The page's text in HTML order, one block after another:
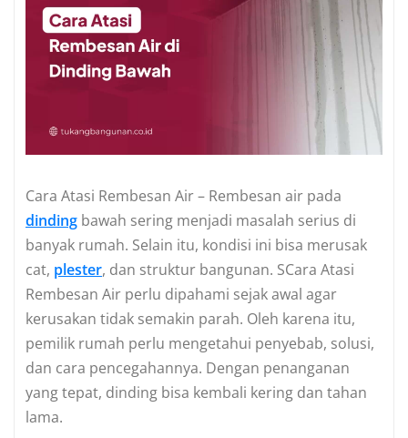
Cara Atasi Rembesan Air – Rembesan air pada
dinding bawah sering menjadi masalah serius di
banyak rumah. Selain itu, kondisi ini bisa merusak
cat, plester, dan struktur bangunan. SCara Atasi
Rembesan Air perlu dipahami sejak awal agar
kerusakan tidak semakin parah. Oleh karena itu,
pemilik rumah perlu mengetahui penyebab, solusi,
dan cara pencegahannya. Dengan penanganan
yang tepat, dinding bisa kembali kering dan tahan
lama.